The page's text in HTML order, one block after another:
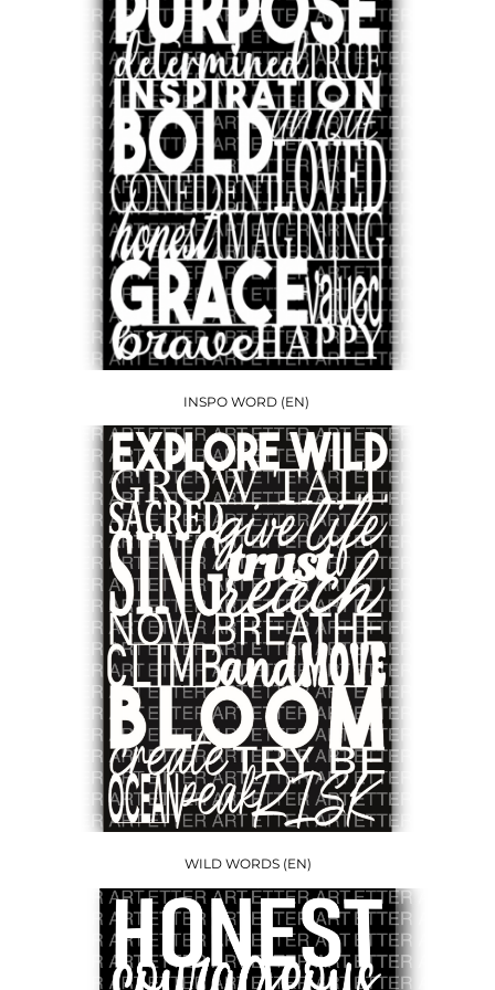
INSPO WORD (EN)
WILD WORDS (EN)